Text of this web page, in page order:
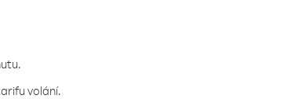
volání.